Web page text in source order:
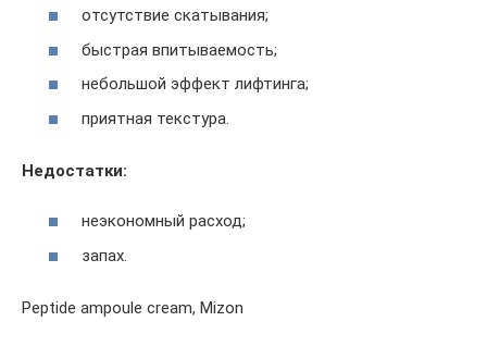
отсутствие скатывания;
быстрая впитываемость;
небольшой эффект лифтинга;
приятная текстура.
Недостатки:
неэкономный расход;
запах.
Peptide ampoule cream, Mizon